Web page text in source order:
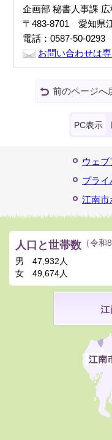
企画部 秘書人事課
〒483-8701 愛知県
電話：0587-50-
お問い合わせは
前のページへ
PC表示
ウェ
プライ
江南市
人口と世帯数 （令和
男
47,932人
女
49,674人